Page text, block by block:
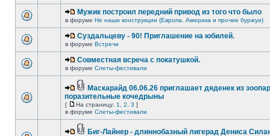
Мужик построил передний привод из того что было
в форуме Не наши конструкции (Европа, Америка и прочие буржуи)
Суздальцеву - 90! Приглашение на юбилей.
в форуме Встречи
Совместная всреча с покатушкой.
в форуме Слеты-фестивали
Маскарайд 06.06.26 приглашает дяденек из
поразительные кочедрыны
[ На страницу: 1 2 3 ]
в форуме Слеты-фестивали
Биг-Лайнер - длиннобазный лигерад Дениса